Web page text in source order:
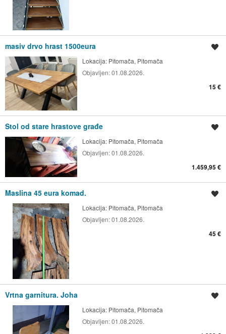
masiv drvo hrast 1500eura
Lokacija: Pitomača, Pitomača
Objavljen:01.08.2026.
15 €
Stol od stare hrastove građe
Lokacija: Pitomača, Pitomača
Objavljen:01.08.2026.
1.459,95 €
Maslina 45 eura komad.
Lokacija: Pitomača, Pitomača
Objavljen:01.08.2026.
45 €
Vrtna garnitura. Joha
Lokacija: Pitomača, Pitomača
Objavljen:01.08.2026.